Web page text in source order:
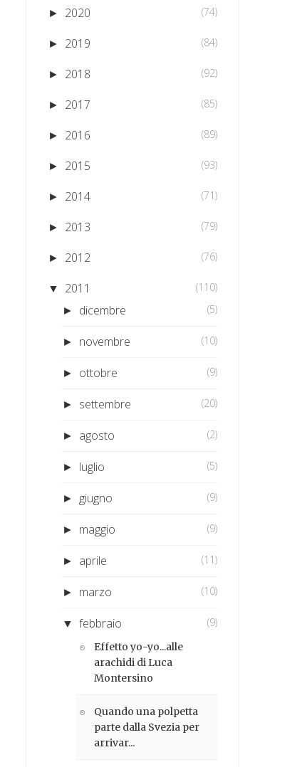
► 2020 (74)
► 2019 (84)
► 2018 (92)
► 2017 (85)
► 2016 (89)
► 2015 (93)
► 2014 (71)
► 2013 (79)
► 2012 (76)
▼ 2011 (110)
► dicembre (5)
► novembre (10)
► ottobre (9)
► settembre (20)
► agosto (2)
► luglio (5)
► giugno (9)
► maggio (9)
► aprile (11)
► marzo (10)
▼febbraio (9)
Effetto yo-yo...alle
arachidi di Luca
Montersino
Quando una polpetta
parte dalla Svezia per
arrivar...